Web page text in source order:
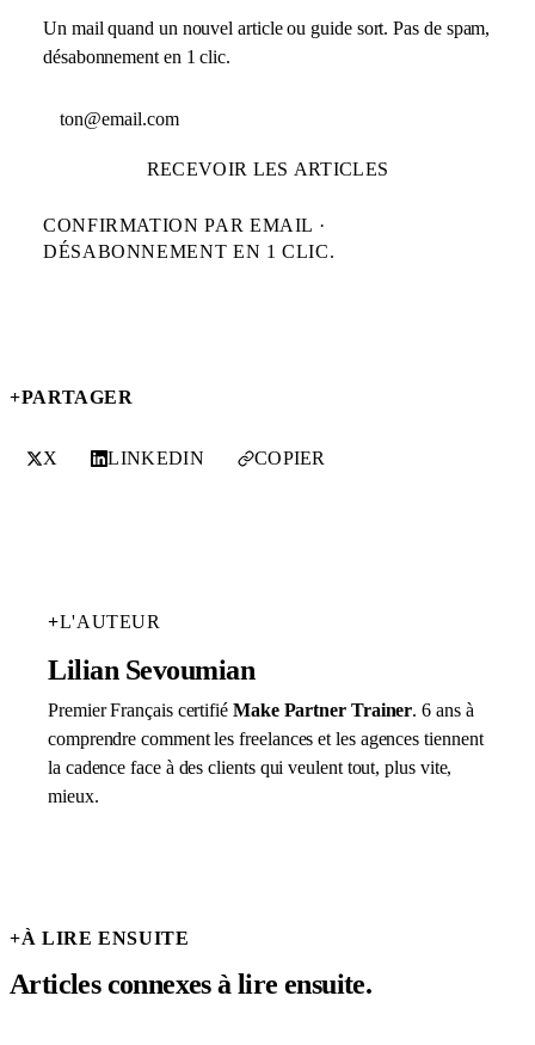
Un mail quand un nouvel article ou guide sort. Pas de spam,
désabonnement en 1 clic.
RECEVOIR LES ARTICLES
CONFIRMATION PAR EMAIL ·
DÉSABONNEMENT EN 1 CLIC.
+PARTAGER
X LINKEDIN COPIER
+L'AUTEUR
Lilian Sevoumian
Premier Français certifié Make Partner Trainer. 6 ans à
comprendre comment les freelances et les agences tiennent
la cadence face à des clients qui veulent tout, plus vite,
mieux.
+À LIRE ENSUITE
Articles connexes à lire ensuite.